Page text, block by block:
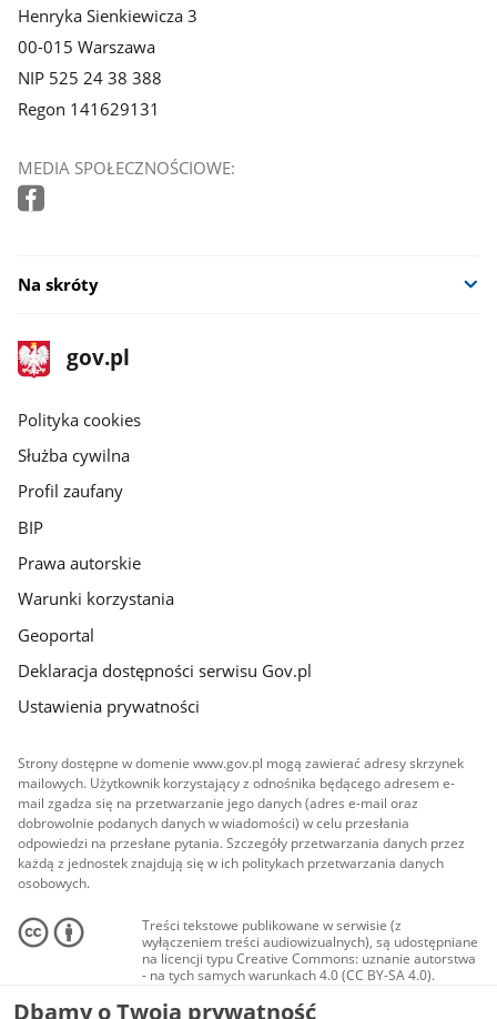
Henryka Sienkiewicza 3
00-015 Warszawa
NIP 525 24 38 388
Regon 141629131
MEDIA SPOŁECZNOŚCIOWE:
Na skróty
stopka
gov.pl
Strona
gov.pl
gov.pl
Polityka cookies
Służba cywilna
Profil zaufany
BIP
Prawa autorskie
Warunki korzystania
Geoportal
Deklaracja dostępności serwisu Gov.pl
Ustawienia prywatności
Strony dostępne w domenie www.gov.pl mogą zawierać adresy skrzynek
mailowych. Użytkownik korzystający z odnośnika będącego adresem e-
mail zgadza się na przetwarzanie jego danych (adres e-mail oraz
dobrowolnie podanych danych w wiadomości) w celu przesłania
odpowiedzi na przesłane pytania. Szczegóły przetwarzania danych przez
każdą z jednostek znajdują się w ich politykach przetwarzania danych
osobowych.
Treści tekstowe publikowane w serwisie (z
wyłączeniem treści audiowizualnych), są udostępniane
na licencji typu Creative Commons: uznanie autorstwa
- na tych samych warunkach 4.0 (CC BY-SA 4.0).
Materiały audiowizualne, w tym zdjęcia, materiały
audio i wideo, są udostępniane na licencji typu
Dbamy o Twoją prywatność